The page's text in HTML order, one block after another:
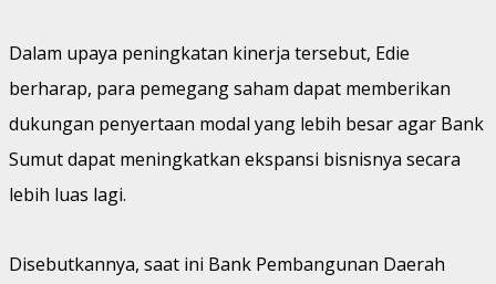
Dalam upaya peningkatan kinerja tersebut, Edie
berharap, para pemegang saham dapat memberikan
dukungan penyertaan modal yang lebih besar agar Bank
Sumut dapat meningkatkan ekspansi bisnisnya secara
lebih luas lagi.
Disebutkannya, saat ini Bank Pembangunan Daerah